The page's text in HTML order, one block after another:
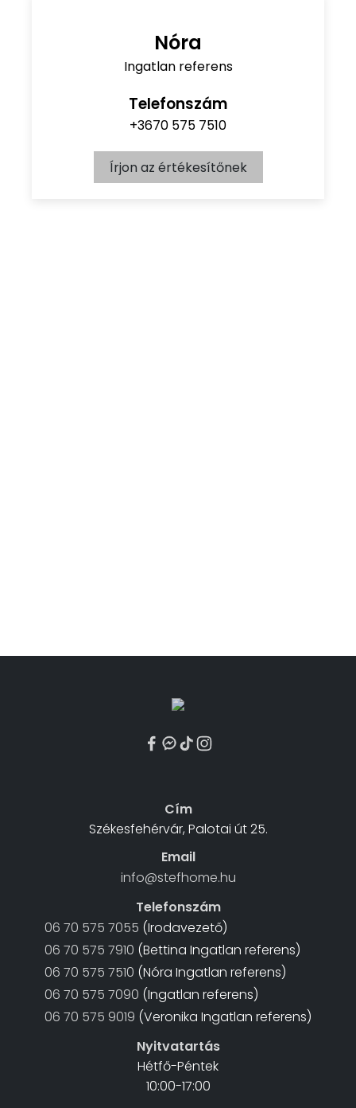
Nóra
Ingatlan referens
Telefonszám
+3670 575 7510
Írjon az értékesítőnek
Cím
Székesfehérvár, Palotai út 25.
Email
info@stefhome.hu
Telefonszám
06 70 575 7055 (Irodavezető)
06 70 575 7910 (Bettina Ingatlan referens)
06 70 575 7510 (Nóra Ingatlan referens)
06 70 575 7090 (Ingatlan referens)
06 70 575 9019 (Veronika Ingatlan referens)
Nyitvatartás
Hétfő-Péntek
10:00-17:00